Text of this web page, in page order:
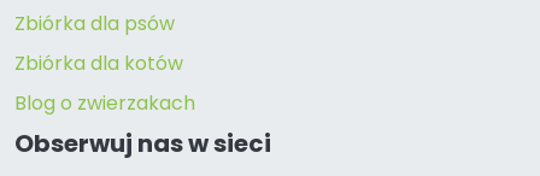
Zbiórka dla psów
Zbiórka dla kotów
Blog o zwierzakach
Obserwuj nas w sieci